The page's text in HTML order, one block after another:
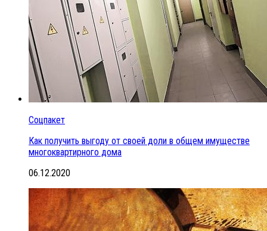
Соцпакет
Как получить выгоду от своей доли в общем имуществе
многоквартирного дома
06.12.2020